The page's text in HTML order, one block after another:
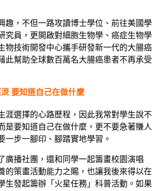
趣，不但一路攻讀博士學位、前往美國學
究員，更開啟對細胞生物學、癌症生物學
物技術開發中心攜手研發新一代的大腸癌
此幫助全球數百萬名大腸癌患者不再承受
要知道自己在做什麼
涯選擇的心路歷程，因此我常對學生說不
是要知道自己在做什麼，更不要急著賺人
一步一腳印、腳踏實地學習。
廣播社團，還和同學一起籌畫校園演唱
的策畫活動能力之賜，也讓我後來得以在
生發起籌辦「火星任務」科普活動。如果